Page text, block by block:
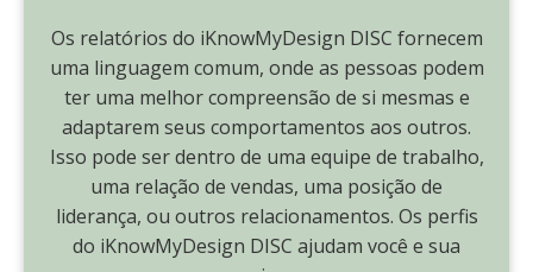
Os relatórios do iKnowMyDesign DISC fornecem
uma linguagem comum, onde as pessoas podem
ter uma melhor compreensão de si mesmas e
adaptarem seus comportamentos aos outros.
Isso pode ser dentro de uma equipe de trabalho,
uma relação de vendas, uma posição de
liderança, ou outros relacionamentos. Os perfis
do iKnowMyDesign DISC ajudam você e sua